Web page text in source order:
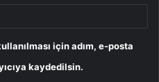
için adım, e-posta
kaydedilsin.